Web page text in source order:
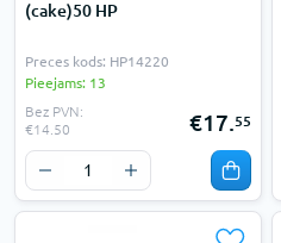
(cake)50 HP
Preces kods: HP14220
Pieejams: 13
Bez PVN:
€14.50
€17.55